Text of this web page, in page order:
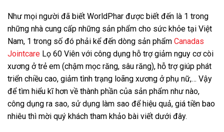
Như mọi người đã biết WorldPhar được biết đến là 1 trong
những nhà cung cấp những sản phẩm cho sức khỏe tại Việt
Nam, 1 trong số đó phải kể đến dòng sản phẩm Canadas
Jointcare Lọ 60 Viên với công dụng hỗ trợ giảm nguy cơ còi
xương ở trẻ em (chậm mọc răng, sâu răng), hỗ trợ giúp phát
triển chiều cao, giảm tình trạng loãng xương ở phụ nữ,… Vậy
để tìm hiểu kĩ hơn về thành phần của sản phẩm như nào,
công dụng ra sao, sử dụng làm sao để hiệu quả, giá tiền bao
nhiêu thì mời quý khách tham khảo bài viết dưới đây.